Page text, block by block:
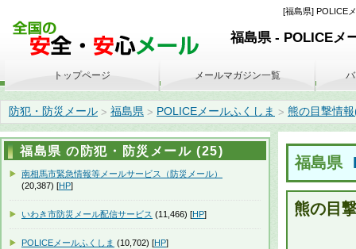
[福島県] POLICE
福島県 - POLICEメ
防犯・防災メール > 福島県 > POLICEメールふくしま > 熊の目撃情
福島県
熊の目
トップページ メールマガジン一覧
福島県 の防犯・防災メール (25)
南相馬市緊急情報等メールサービス（防災メール）
(20,387) [HP]
いわき市防災メール配信サービス (11,466) [HP]
POLICEメールふくしま (10,702) [HP]